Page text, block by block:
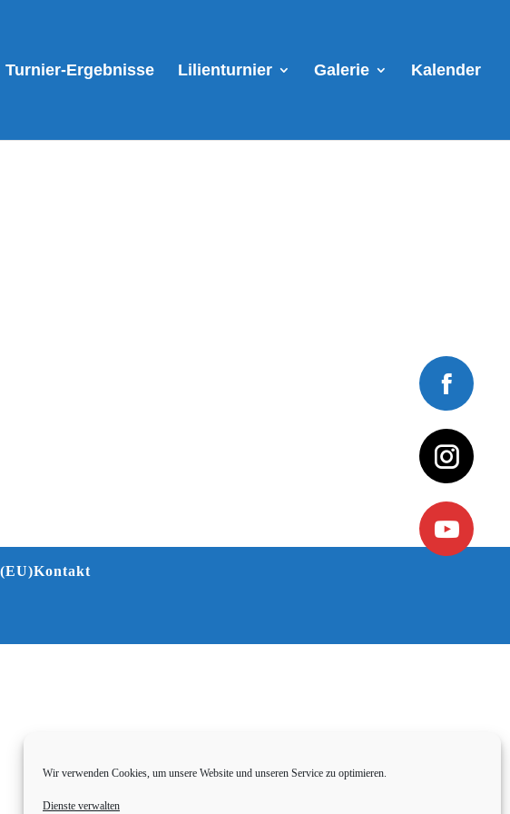
Wir verwenden Cookies, um unsere Website und unseren Service zu optimieren.
Dienste verwalten
Turnier-Ergebnisse Lilienturnier Galerie Kalender
Kontakt